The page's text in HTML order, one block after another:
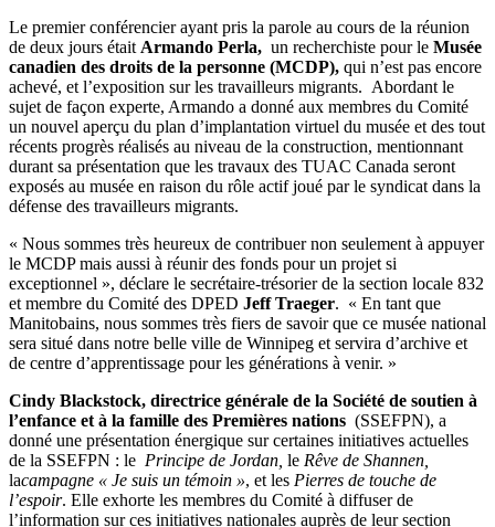
Le premier conférencier ayant pris la parole au cours de la réunion
de deux jours était Armando Perla, un recherchiste pour le Musée
canadien des droits de la personne (MCDP), qui n’est pas encore
achevé, et l’exposition sur les travailleurs migrants. Abordant le
sujet de façon experte, Armando a donné aux membres du Comité
un nouvel aperçu du plan d’implantation virtuel du musée et des tout
récents progrès réalisés au niveau de la construction, mentionnant
durant sa présentation que les travaux des TUAC Canada seront
exposés au musée en raison du rôle actif joué par le syndicat dans la
défense des travailleurs migrants.
« Nous sommes très heureux de contribuer non seulement à appuyer
le MCDP mais aussi à réunir des fonds pour un projet si
exceptionnel », déclare le secrétaire-trésorier de la section locale 832
et membre du Comité des DPED Jeff Traeger. « En tant que
Manitobains, nous sommes très fiers de savoir que ce musée national
sera situé dans notre belle ville de Winnipeg et servira d’archive et
de centre d’apprentissage pour les générations à venir. »
Cindy Blackstock, directrice générale de la Société de soutien à
l’enfance et à la famille des Premières nations (SSEFPN), a
donné une présentation énergique sur certaines initiatives actuelles
de la SSEFPN : le Principe de Jordan, le Rêve de Shannen,
lacampagne « Je suis un témoin », et les Pierres de touche de
l’espoir. Elle exhorte les membres du Comité à diffuser de
l’information sur ces initiatives nationales auprès de leur section